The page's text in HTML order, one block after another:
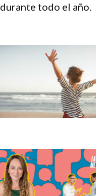
durante todo el año.